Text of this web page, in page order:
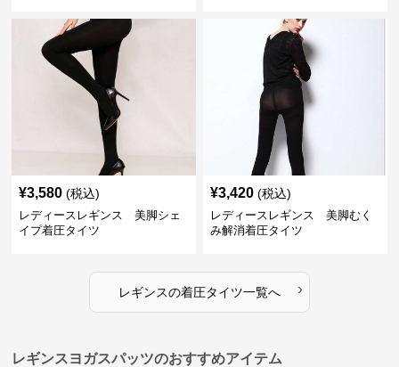
¥3,580 (税込)
レディースレギンス 美脚シェ
イプ着圧タイツ
¥3,420 (税込)
レディースレギンス 美脚むく
み解消着圧タイツ
レギンスの着圧タイツ一覧へ ›
レギンスヨガスパッツのおすすめアイテム